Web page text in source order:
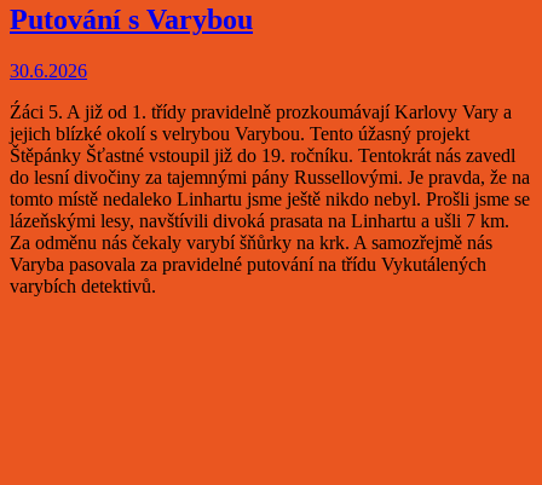
Putování s Varybou
30.6.2026
Źáci 5. A již od 1. třídy pravidelně prozkoumávají Karlovy Vary a
jejich blízké okolí s velrybou Varybou. Tento úžasný projekt
Štěpánky Šťastné vstoupil již do 19. ročníku. Tentokrát nás zavedl
do lesní divočiny za tajemnými pány Russellovými. Je pravda, že na
tomto místě nedaleko Linhartu jsme ještě nikdo nebyl. Prošli jsme se
lázeňskými lesy, navštívili divoká prasata na Linhartu a ušli 7 km.
Za odměnu nás čekaly varybí šňůrky na krk. A samozřejmě nás
Varyba pasovala za pravidelné putování na třídu Vykutálených
varybích detektivů.